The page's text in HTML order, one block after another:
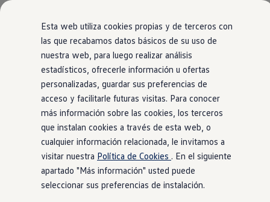
Esta web utiliza cookies propias y de terceros con
las que recabamos datos básicos de su uso de
nuestra web, para luego realizar análisis
estadísticos, ofrecerle información u ofertas
personalizadas, guardar sus preferencias de
acceso y facilitarle futuras visitas. Para conocer
más información sobre las cookies, los terceros
que instalan cookies a través de esta web, o
cualquier información relacionada, le invitamos a
visitar nuestra Política de Cookies . En el siguiente
apartado "Más información" usted puede
seleccionar sus preferencias de instalación.
Ir
directamente
al contenido
Ir
directamente
al pie de
página
Nueva Caddy
Nueva Caddy Cargo
Nueva Caddy California
Nueva California
Configura tu Volkswagen
Volkswagen de Ocasión
Ofertas y promociones
Vehículos de ocasión
Renueva tu Volkswagen
Financiación Volkswagen
Concursos Volkswagen Comerciales
Movilidad Eléctrica
Vehículos eléctricos disponibles
Vehículos híbridos enchufables
Clientes
Actualiza tu vehículo gratis